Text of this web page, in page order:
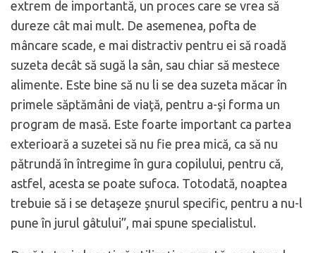
extrem de importantă, un proces care se vrea să
dureze cât mai mult. De asemenea, pofta de
mâncare scade, e mai distractiv pentru ei să roadă
suzeta decât să sugă la sân, sau chiar să mestece
alimente. Este bine să nu li se dea suzeta măcar în
primele săptămâni de viaţă, pentru a-şi forma un
program de masă. Este foarte important ca partea
exterioară a suzetei să nu fie prea mică, ca să nu
pătrundă în întregime în gura copilului, pentru că,
astfel, acesta se poate sufoca. Totodată, noaptea
trebuie să i se detaşeze şnurul specific, pentru a nu-l
pune în jurul gâtului”, mai spune specialistul.